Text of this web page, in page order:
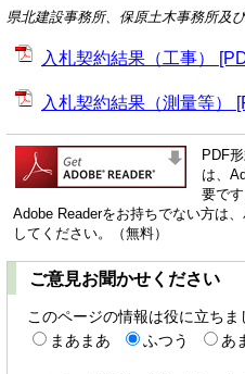
県北建設事務所、保原土木事務所及
入札契約結果（工事）
入札契約結果（測量等）
PDF
は、
要です
Adobe Readerをお持ちでない方は
してください。（無料）
ご意見お聞かせください
このページの情報は役に立ちま
まあまあ
ふつう あ